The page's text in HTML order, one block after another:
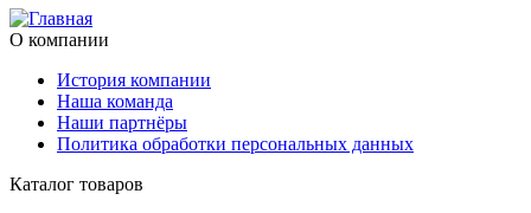
О компании
История компании
Наша команда
Наши партнёры
Политика обработки персональных данных
Каталог товаров